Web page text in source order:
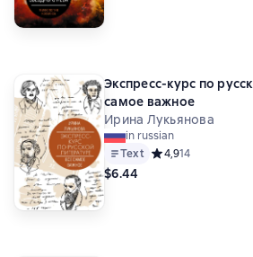
Экспресс-курс по
самое важное
Ирина Лукьянова
in russian
Text Средний рейтинг
4,914
$6.44